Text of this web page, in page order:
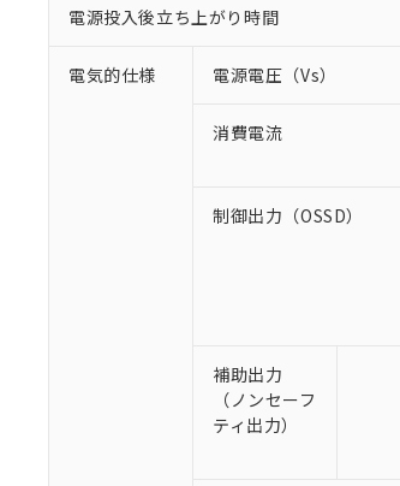
電源投入後立ち上がり時間
電気的仕様 電源電圧（Vs）
消費電流
制御出力（OSSD）
補助出力
（ノンセーフ
ティ出力）